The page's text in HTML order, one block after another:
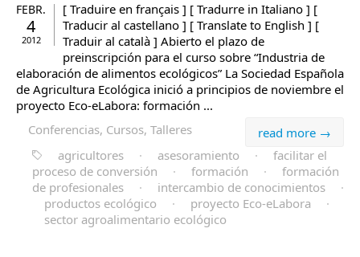
FEBR.
4
2012
[ Traduire en français ] [ Tradurre in Italiano ] [
Traducir al castellano ] [ Translate to English ] [
Traduir al català ] Abierto el plazo de
preinscripción para el curso sobre “Industria de
elaboración de alimentos ecológicos” La Sociedad Española
de Agricultura Ecológica inició a principios de noviembre el
proyecto Eco-eLabora: formación ...
read more →
Conferencias, Cursos, Talleres
agricultores
· asesoramiento ·
facilitar el
proceso de conversión
· formación ·
formación
de profesionales
· intercambio de conocimientos
·
productos ecológico
· proyecto Eco-eLabora
·
sector agroalimentario ecológico